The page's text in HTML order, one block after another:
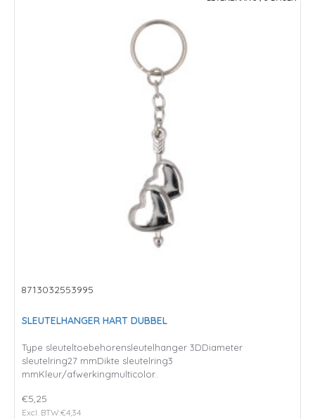
8713032553995
SLEUTELHANGER HART DUBBEL
Type sleuteltoebehorensleutelhanger 3DDiameter
sleutelring27 mmDikte sleutelring3
mmKleur/afwerkingmulticolor..
€5,25
Excl. BTW:€4,34